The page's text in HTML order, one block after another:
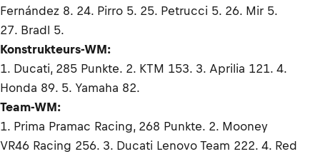
Fernández 8. 24. Pirro 5. 25. Petrucci 5. 26. Mir 5.
27. Bradl 5.
Konstrukteurs-WM:
1. Ducati, 285 Punkte. 2. KTM 153. 3. Aprilia 121. 4.
Honda 89. 5. Yamaha 82.
Team-WM:
1. Prima Pramac Racing, 268 Punkte. 2. Mooney
VR46 Racing 256. 3. Ducati Lenovo Team 222. 4. Red